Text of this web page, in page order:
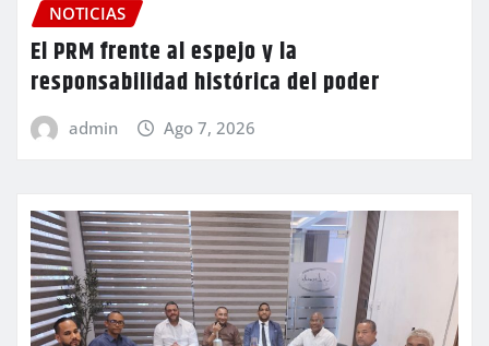
NOTICIAS
El PRM frente al espejo y la
responsabilidad histórica del poder
admin Ago 7, 2026